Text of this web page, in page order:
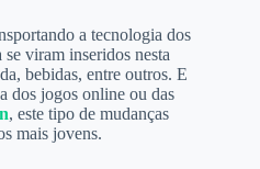
a tecnologia dos
viram inseridos nesta
bebidas, entre outros. E
dos jogos online ou das
, este tipo de mudanças
mais jovens.